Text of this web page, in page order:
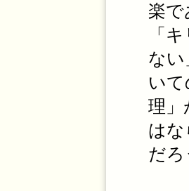
楽
「
な
い
理」
はな
だ